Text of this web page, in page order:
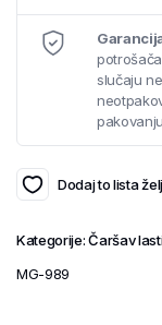
slučaju
Dodaj to lista
Kategorije:Čaršav
MG-989